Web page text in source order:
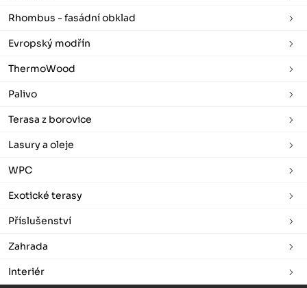
Rhombus - fasádní obklad
Evropský modřín
ThermoWood
Palivo
Terasa z borovice
Lasury a oleje
WPC
Exotické terasy
Příslušenství
Zahrada
Interiér